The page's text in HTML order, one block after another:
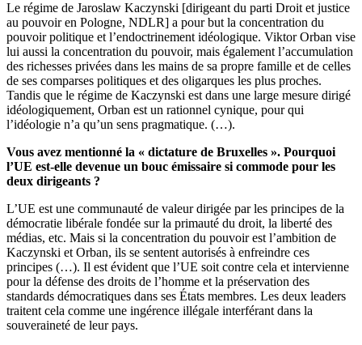
Le régime de Jaroslaw Kaczynski [dirigeant du parti Droit et justice
au pouvoir en Pologne, NDLR] a pour but la concentration du
pouvoir politique et l’endoctrinement idéologique. Viktor Orban vise
lui aussi la concentration du pouvoir, mais également l’accumulation
des richesses privées dans les mains de sa propre famille et de celles
de ses comparses politiques et des oligarques les plus proches.
Tandis que le régime de Kaczynski est dans une large mesure dirigé
idéologiquement, Orban est un rationnel cynique, pour qui
l’idéologie n’a qu’un sens pragmatique. (…).
Vous avez mentionné la « dictature de Bruxelles ». Pourquoi
l’UE est-elle devenue un bouc émissaire si commode pour les
deux dirigeants ?
L’UE est une communauté de valeur dirigée par les principes de la
démocratie libérale fondée sur la primauté du droit, la liberté des
médias, etc. Mais si la concentration du pouvoir est l’ambition de
Kaczynski et Orban, ils se sentent autorisés à enfreindre ces
principes (…). Il est évident que l’UE soit contre cela et intervienne
pour la défense des droits de l’homme et la préservation des
standards démocratiques dans ses États membres. Les deux leaders
traitent cela comme une ingérence illégale interférant dans la
souveraineté de leur pays.